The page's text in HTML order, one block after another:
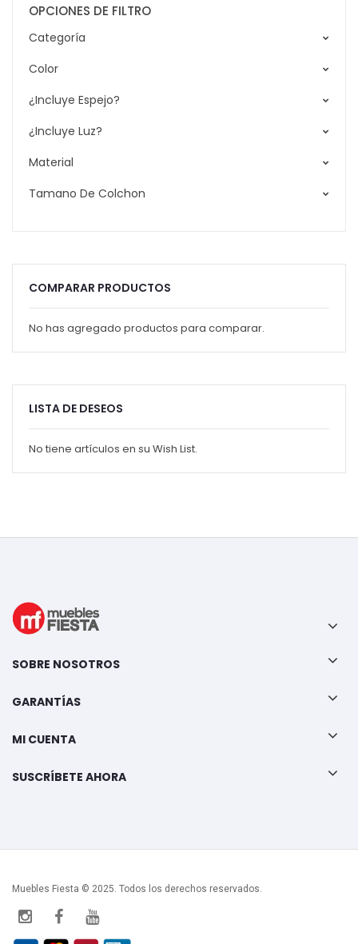
OPCIONES DE FILTRO
Categoría
Color
¿Incluye Espejo?
¿Incluye Luz?
Material
Tamano De Colchon
COMPARAR PRODUCTOS
No has agregado productos para comparar.
LISTA DE DESEOS
No tiene artículos en su Wish List.
SOBRE NOSOTROS
GARANTÍAS
MI CUENTA
SUSCRÍBETE AHORA
Muebles Fiesta © 2025. Todos los derechos reservados.